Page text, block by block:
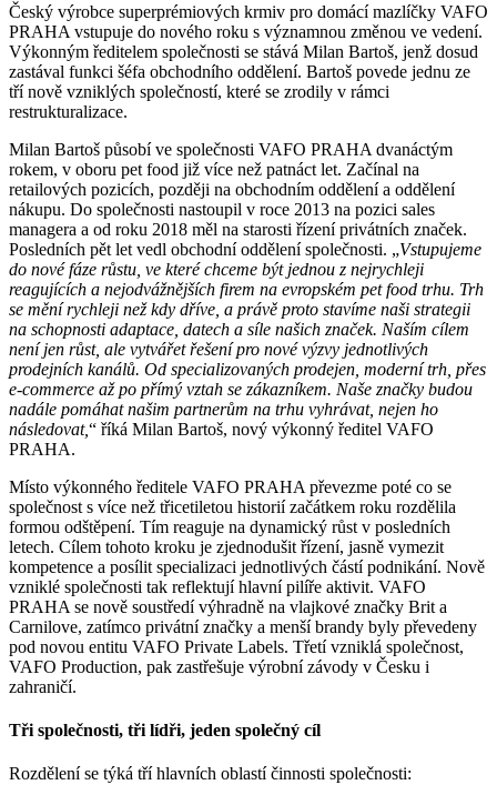
Český výrobce superprémiových krmiv pro domácí mazlíčky VAFO
PRAHA vstupuje do nového roku s významnou změnou ve vedení.
Výkonným ředitelem společnosti se stává Milan Bartoš, jenž dosud
zastával funkci šéfa obchodního oddělení. Bartoš povede jednu ze
tří nově vzniklých společností, které se zrodily v rámci
restrukturalizace.
Milan Bartoš působí ve společnosti VAFO PRAHA dvanáctým
rokem, v oboru pet food již více než patnáct let. Začínal na
retailových pozicích, později na obchodním oddělení a oddělení
nákupu. Do společnosti nastoupil v roce 2013 na pozici sales
managera a od roku 2018 měl na starosti řízení privátních značek.
Posledních pět let vedl obchodní oddělení společnosti. „Vstupujeme
do nové fáze růstu, ve které chceme být jednou z nejrychleji
reagujících a nejodvážnějších firem na evropském pet food trhu. Trh
se mění rychleji než kdy dříve, a právě proto stavíme naši strategii
na schopnosti adaptace, datech a síle našich značek. Naším cílem
není jen růst, ale vytvářet řešení pro nové výzvy jednotlivých
prodejních kanálů. Od specializovaných prodejen, moderní trh, přes
e-commerce až po přímý vztah se zákazníkem. Naše značky budou
nadále pomáhat našim partnerům na trhu vyhrávat, nejen ho
následovat,“ říká Milan Bartoš, nový výkonný ředitel VAFO
PRAHA.
Místo výkonného ředitele VAFO PRAHA převezme poté co se
společnost s více než třicetiletou historií začátkem roku rozdělila
formou odštěpení. Tím reaguje na dynamický růst v posledních
letech. Cílem tohoto kroku je zjednodušit řízení, jasně vymezit
kompetence a posílit specializaci jednotlivých částí podnikání. Nově
vzniklé společnosti tak reflektují hlavní pilíře aktivit. VAFO
PRAHA se nově soustředí výhradně na vlajkové značky Brit a
Carnilove, zatímco privátní značky a menší brandy byly převedeny
pod novou entitu VAFO Private Labels. Třetí vzniklá společnost,
VAFO Production, pak zastřešuje výrobní závody v Česku i
zahraničí.
Tři společnosti, tři lídři, jeden společný cíl
Rozdělení se týká tří hlavních oblastí činnosti společnosti: